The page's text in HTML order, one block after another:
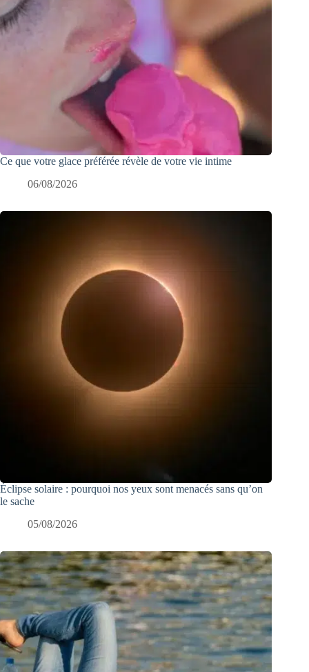
Ce que votre glace préférée révèle de votre vie intime
06/08/2026
Éclipse solaire : pourquoi nos yeux sont menacés sans qu’on
le sache
05/08/2026